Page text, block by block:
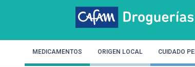
MEDICAMENTOS ORIGEN LOCAL CUIDADO